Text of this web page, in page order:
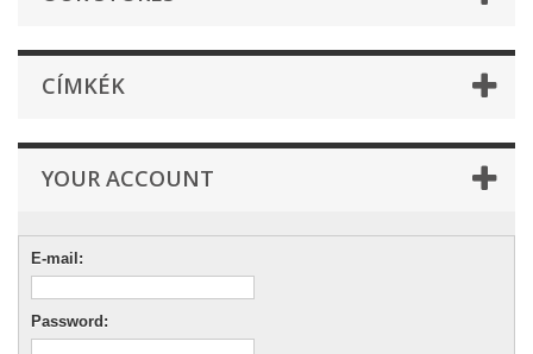
CÍMKÉK
YOUR ACCOUNT
E-mail:
Password: